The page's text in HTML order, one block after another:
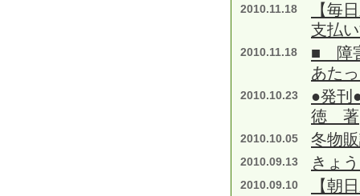
2010.11.18
【毎
支払
2010.11.18
■ 障
あた
2010.10.23
●発刊
徳 著
2010.10.05 冬物
2010.09.13 きょ
2010.09.10
【朝